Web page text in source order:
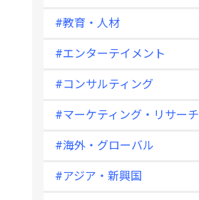
#教育・人材
#エンターテイメント
#コンサルティング
#マーケティング・リサーチ
#海外・グローバル
#アジア・新興国